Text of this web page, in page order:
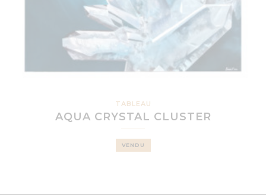
TABLEAU
AQUA CRYSTAL CLUSTER
VENDU